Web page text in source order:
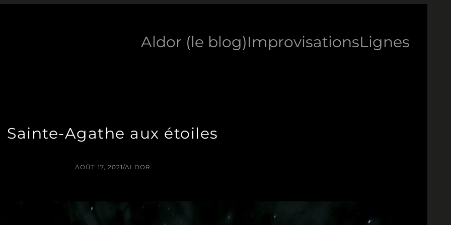
Aldor (le blog)ImprovisationsLignes
Sainte-Agathe aux étoiles
AOÛT 17, 2021/ALDOR